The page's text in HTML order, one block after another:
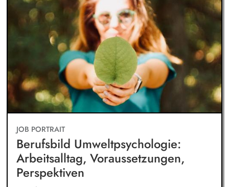
JOB PORTRAIT
Berufsbild Umweltpsychologie:
Arbeitsalltag, Voraussetzungen,
Perspektiven